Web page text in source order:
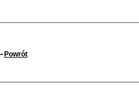
Powrót